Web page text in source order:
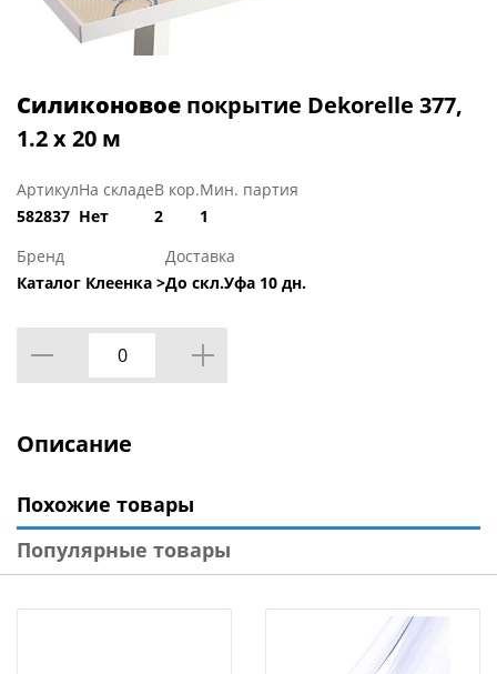
Силиконовое покрытие Dekorelle 377,
1.2 x 20 м
Артикул
582837
На складе
Нет
В кор.
2
Мин. партия
1
Бренд
Каталог Клеенка >
Доставка
До скл.Уфа 10 дн.
Описание
Похожие товары
Популярные товары